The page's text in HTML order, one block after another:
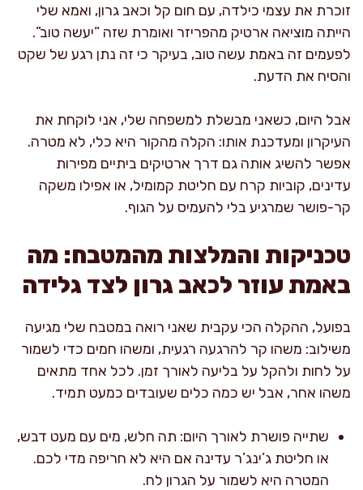
זוכרת את עצמי כילדה, עם חום קל וכאב גרון, ואמא שלי
הייתה מוציאה ארטיק מהפריזר ואומרת שזה “יעשה טוב”.
לפעמים זה באמת עשה טוב, בעיקר כי זה נתן רגע של שקט
והסיח את הדעת.
אבל היום, כשאני מבשלת למשפחה שלי, אני לוקחת את
העיקרון ומעדכנת אותו: הקלה מהקור היא כלי, לא מטרה.
אפשר להשיג אותה גם דרך ארטיקים ביתיים מפירות
עדינים, קוביות קרח עם חליטת קמומיל, או אפילו משקה
קר-פושר שמרגיע בלי להעמיס על הגוף.
טכניקות והמלצות מהמטבח: מה
באמת עוזר לכאב גרון לצד גלידה
בפועל, ההקלה הכי עקבית שאני רואה במטבח שלי מגיעה
משילוב: משהו קר להרגעה רגעית, ומשהו חמים כדי לשמור
על לחות ולהקל על בליעה לאורך זמן. לכל אחד מתאים
משהו אחר, אבל יש כמה כלים שעובדים כמעט תמיד.
שתייה פושרת לאורך היום: תה חלש, מים עם מעט דבש,
או חליטת ג’ינג’ר עדינה אם היא לא חריפה מדי לכם.
המטרה היא לשמור על הגרון לח.